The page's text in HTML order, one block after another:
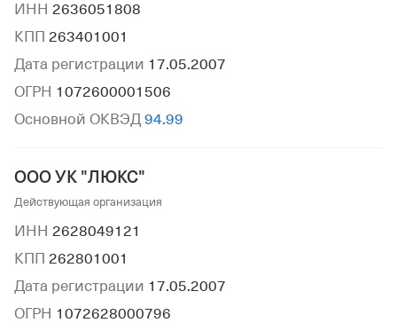
ИНН 2636051808
КПП 263401001
Дата регистрации 17.05.2007
ОГРН 1072600001506
Основной ОКВЭД 94.99
ООО УК "ЛЮКС"
Действующая организация
ИНН 2628049121
КПП 262801001
Дата регистрации 17.05.2007
ОГРН 1072628000796